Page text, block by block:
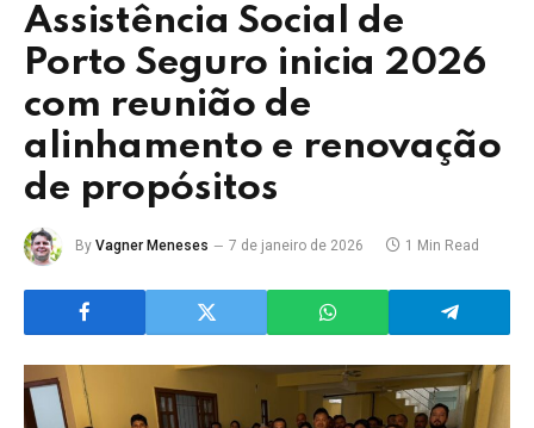
Assistência Social de
Porto Seguro inicia 2026
com reunião de
alinhamento e renovação
de propósitos
By Vagner Meneses 7 de janeiro de 2026 1 Min Read